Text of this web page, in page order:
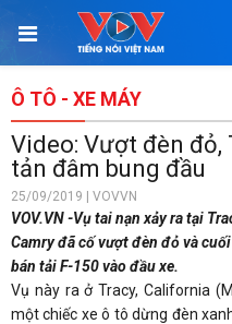
Ô TÔ - XE MÁY
Video: Vượt đèn đỏ,
tản đâm bung đầu
25/09/2019 | VOVVN
VOV.VN -Vụ tai nạn xảy ra tại
Camry đã cố vượt đèn đỏ và
bán tải F-150 vào đầu xe.
Vụ này ra ở Tracy, California
một chiếc xe ô tô dừng đèn